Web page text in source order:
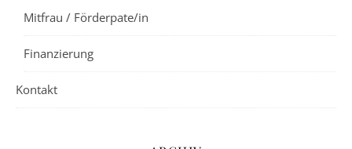
Mitfrau / Förderpate/in
Finanzierung
Kontakt